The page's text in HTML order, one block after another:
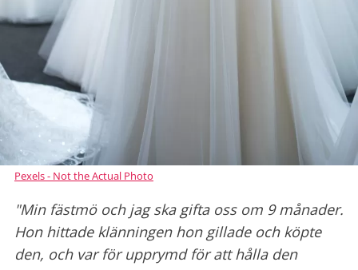
Pexels - Not the Actual Photo
"Min fästmö och jag ska gifta oss om 9 månader.
Hon hittade klänningen hon gillade och köpte
den, och var för upprymd för att hålla den